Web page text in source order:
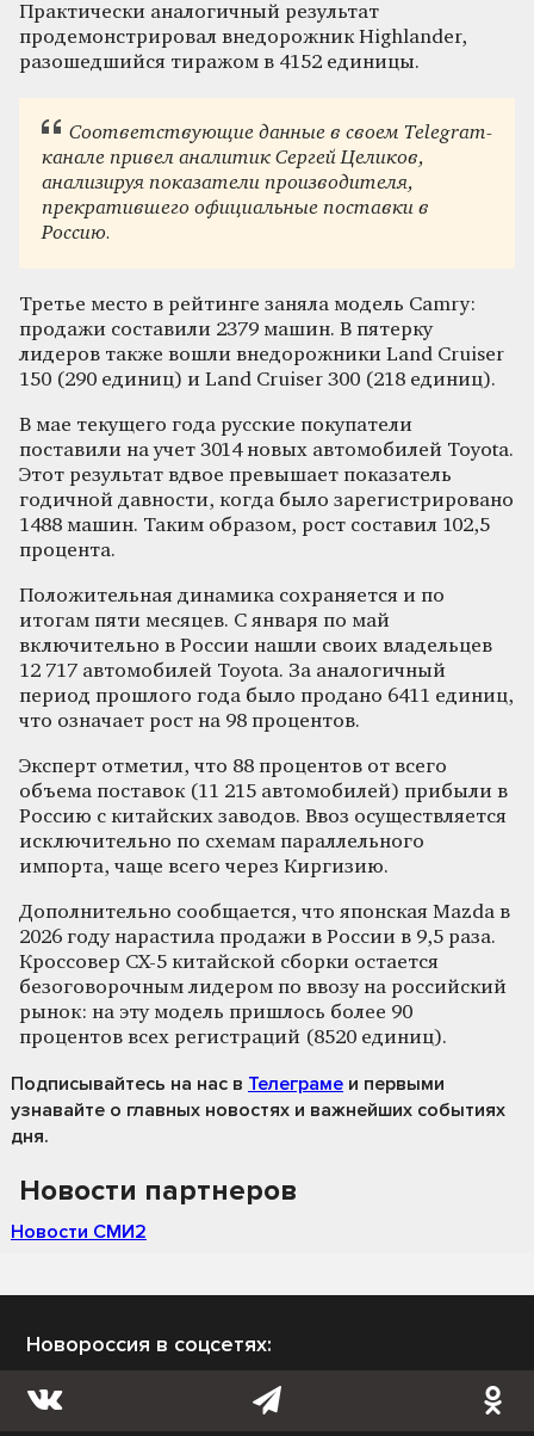
Практически аналогичный результат
продемонстрировал внедорожник Highlander,
разошедшийся тиражом в 4152 единицы.
Соответствующие данные в своем Telegram-
канале привел аналитик Сергей Целиков,
анализируя показатели производителя,
прекратившего официальные поставки в
Россию.
Третье место в рейтинге заняла модель Camry:
продажи составили 2379 машин. В пятерку
лидеров также вошли внедорожники Land Cruiser
150 (290 единиц) и Land Cruiser 300 (218 единиц).
В мае текущего года русские покупатели
поставили на учет 3014 новых автомобилей Toyota.
Этот результат вдвое превышает показатель
годичной давности, когда было зарегистрировано
1488 машин. Таким образом, рост составил 102,5
процента.
Положительная динамика сохраняется и по
итогам пяти месяцев. С января по май
включительно в России нашли своих владельцев
12 717 автомобилей Toyota. За аналогичный
период прошлого года было продано 6411 единиц,
что означает рост на 98 процентов.
Эксперт отметил, что 88 процентов от всего
объема поставок (11 215 автомобилей) прибыли в
Россию с китайских заводов. Ввоз осуществляется
исключительно по схемам параллельного
импорта, чаще всего через Киргизию.
Дополнительно сообщается, что японская Mazda в
2026 году нарастила продажи в России в 9,5 раза.
Кроссовер CX-5 китайской сборки остается
безоговорочным лидером по ввозу на российский
рынок: на эту модель пришлось более 90
процентов всех регистраций (8520 единиц).
Подписывайтесь на нас в Телеграме и первыми
узнавайте о главных новостях и важнейших событиях
дня.
Новости партнеров
Новости СМИ2
Новороссия в соцсетях: